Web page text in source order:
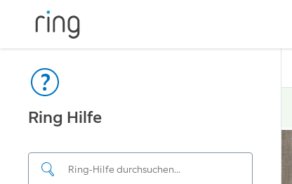
Ring Hilfe